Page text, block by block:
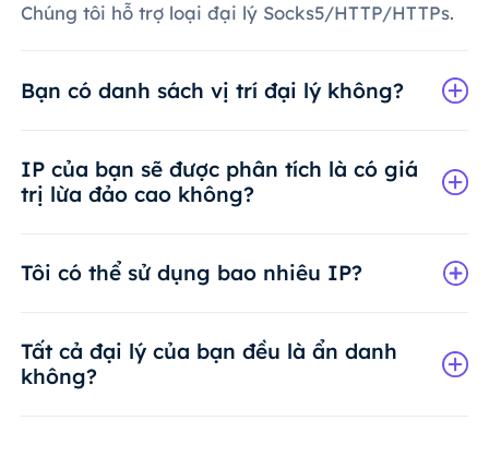
Chúng tôi hỗ trợ loại đại lý Socks5/HTTP/HTTPs.
Bạn có danh sách vị trí đại lý không?
IP của bạn sẽ được phân tích là có giá
trị lừa đảo cao không?
Tôi có thể sử dụng bao nhiêu IP?
Tất cả đại lý của bạn đều là ẩn danh
không?